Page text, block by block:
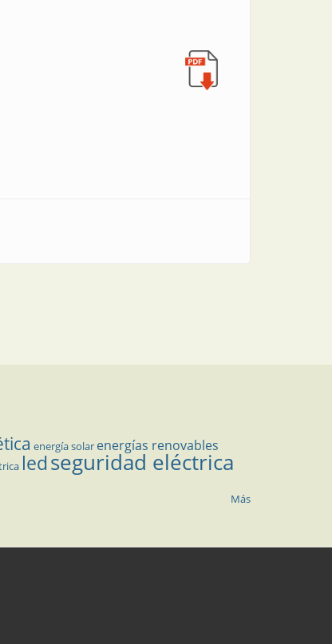
energía solar energías renovables
ledseguridad eléctrica
Más